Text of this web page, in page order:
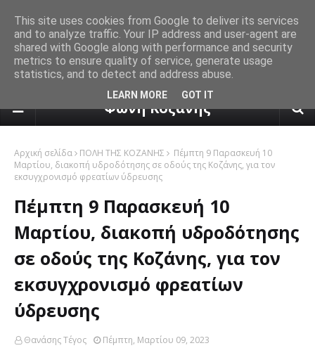
πρόγνωση καιρού από το
Φωνή Κοζάνης
Αρχική σελίδα ΠΟΛΗ ΤΗΣ ΚΟΖΑΝΗΣ
Πέμπτη 9 Παρασκευή 10
Μαρτίου, διακοπή υδροδότησης σε οδούς της Κοζάνης, για τον
εκσυγχρονισμό φρεατίων ύδρευσης
Πέμπτη 9 Παρασκευή 10
Μαρτίου, διακοπή υδροδότησης
σε οδούς της Κοζάνης, για τον
εκσυγχρονισμό φρεατίων
ύδρευσης
Θανάσης Τέγος Πέμπτη, Μαρτίου 09, 2023
This site uses cookies from Google to deliver its services
and to analyze traffic. Your IP address and user-agent are
shared with Google along with performance and security
metrics to ensure quality of service, generate usage
statistics, and to detect and address abuse.
LEARN MORE GOT IT